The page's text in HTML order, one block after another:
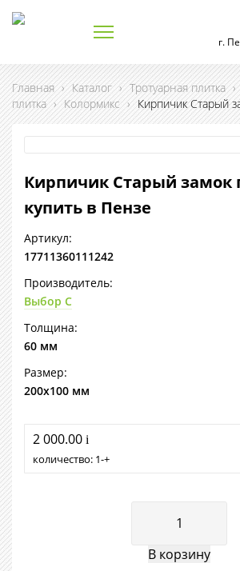
г.
Главная › Каталог › Тротуарная плитка ›
плитка › Колормикс › Кирпичик Старый
Кирпичик Старый замок
купить в Пензе
Артикул:
17711360111242
Производитель:
Выбор С
Толщина:
60 мм
Размер:
200х100 мм
2 000.00 i
количество: 1 +